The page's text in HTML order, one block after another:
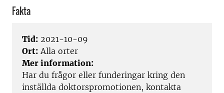
Fakta
Tid: 2021-10-09
Ort: Alla orter
Mer information:
Har du frågor eller funderingar kring den
inställda doktorspromotionen, kontakta